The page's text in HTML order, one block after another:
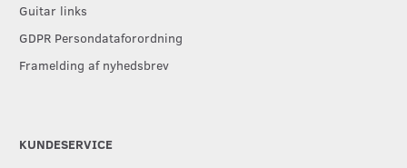
Guitar links
GDPR Persondataforordning
Framelding af nyhedsbrev
KUNDESERVICE